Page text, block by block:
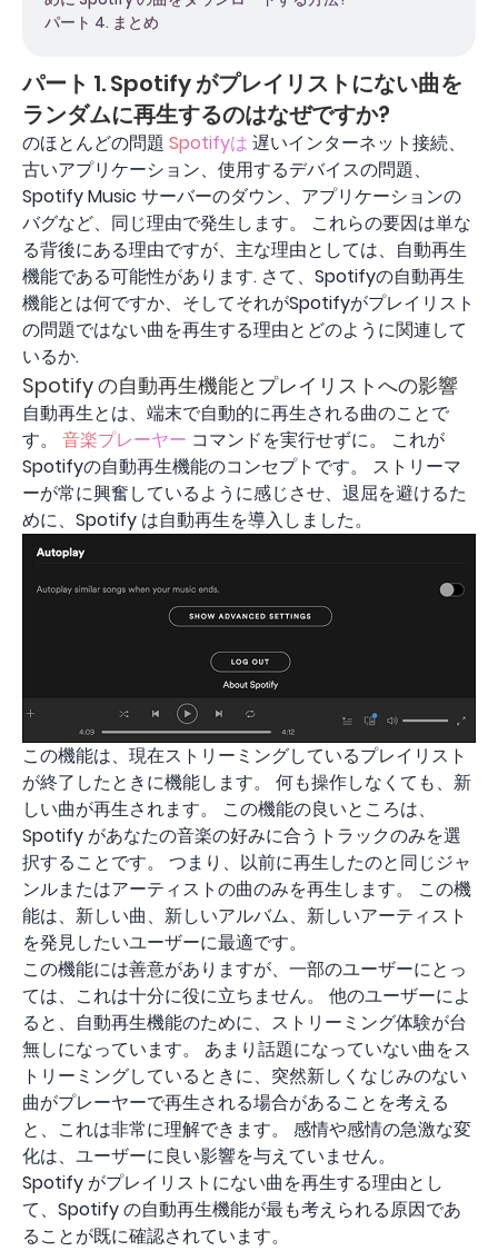
パート 4. まとめ
パート 1. Spotify がプレイリストにない曲を
ランダムに再生するのはなぜですか?
のほとんどの問題 Spotifyは 遅いインターネット接続、
古いアプリケーション、使用するデバイスの問題、
Spotify Music サーバーのダウン、アプリケーションの
バグなど、同じ理由で発生します。 これらの要因は単な
る背後にある理由ですが、主な理由としては、自動再生
機能である可能性があります. さて、Spotifyの自動再生
機能とは何ですか、そしてそれがSpotifyがプレイリスト
の問題ではない曲を再生する理由とどのように関連して
いるか.
Spotify の自動再生機能とプレイリストへの影響
自動再生とは、端末で自動的に再生される曲のことで
す。 音楽プレーヤー コマンドを実行せずに。 これが
Spotifyの自動再生機能のコンセプトです。 ストリーマ
ーが常に興奮しているように感じさせ、退屈を避けるた
めに、Spotify は自動再生を導入しました。
この機能は、現在ストリーミングしているプレイリスト
が終了したときに機能します。 何も操作しなくても、新
しい曲が再生されます。 この機能の良いところは、
Spotify があなたの音楽の好みに合うトラックのみを選
択することです。 つまり、以前に再生したのと同じジャ
ンルまたはアーティストの曲のみを再生します。 この機
能は、新しい曲、新しいアルバム、新しいアーティスト
を発見したいユーザーに最適です。
この機能には善意がありますが、一部のユーザーにとっ
ては、これは十分に役に立ちません。 他のユーザーによ
ると、自動再生機能のために、ストリーミング体験が台
無しになっています。 あまり話題になっていない曲をス
トリーミングしているときに、突然新しくなじみのない
曲がプレーヤーで再生される場合があることを考える
と、これは非常に理解できます。 感情や感情の急激な変
化は、ユーザーに良い影響を与えていません。
Spotify がプレイリストにない曲を再生する理由とし
て、Spotify の自動再生機能が最も考えられる原因であ
ることが既に確認されています。